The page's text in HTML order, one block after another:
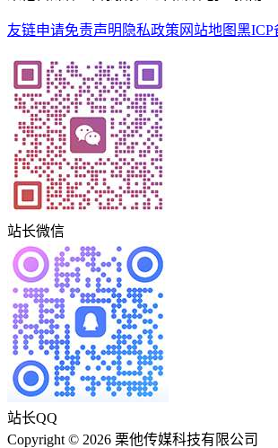
友链申请免责声明 隐私政策 网站地图黑ICP
站长微信
站长QQ
Copyright © 2026 栗他传媒科技有限公司